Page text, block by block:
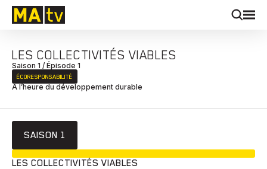
LES COLLECTIVITÉS VIABLES
Saison 1 / Épisode 1
ÉCORESPONSABILITÉ
À l’heure du développement durable
SAISON 1
LES COLLECTIVITÉS VIABLES